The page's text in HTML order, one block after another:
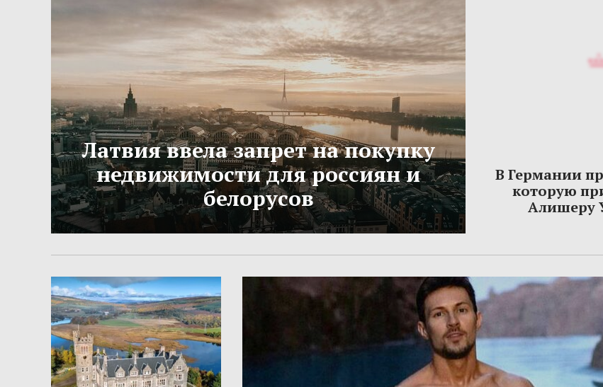
Латвия ввела запрет на покупку
недвижимости для россиян и
белорусов
В Германии
которую
Алишеру